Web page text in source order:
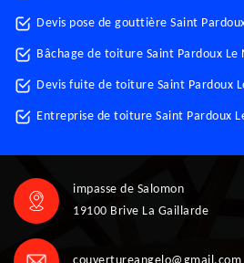
Devis pose de gouttière Saint
Bâchage de toiture Saint Pardoux Le
Devis fuite de toiture Saint Pardoux
Entreprise de toiture Saint Pardoux
impasse de Salomon
19100 Brive La Gaillarde